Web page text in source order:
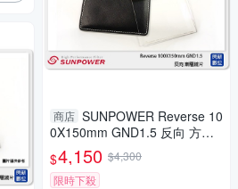
商店 SUNPOWER Reverse 10
0X150mm GND1.5 反向 方型
漸層鏡(湧蓮公司貨)ND32
$4,150 $4,300
限時下殺